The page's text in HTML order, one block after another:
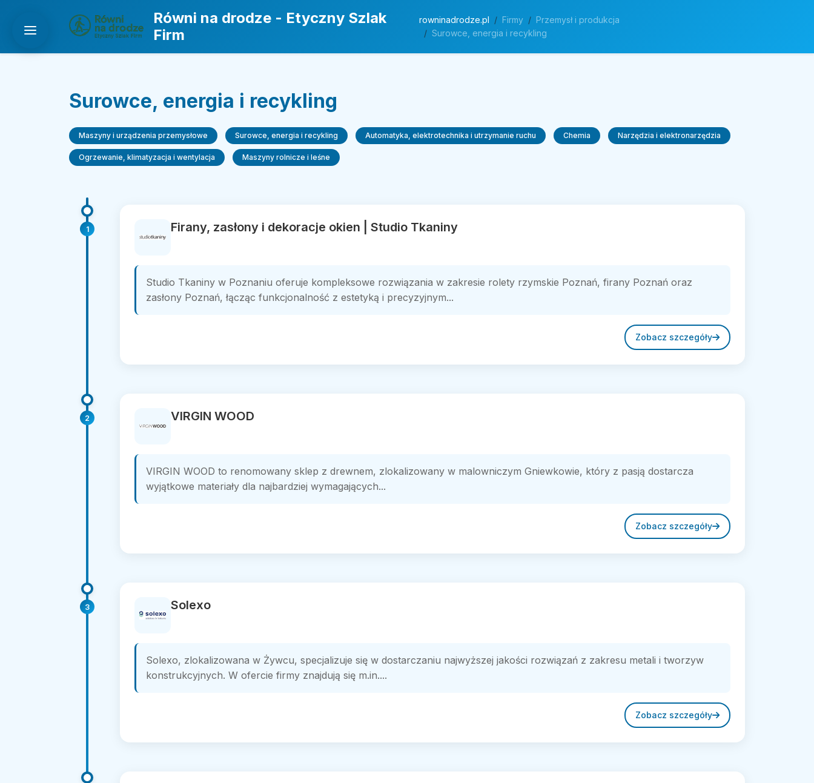
Równi na drodze - Etyczny Szlak
Firm
rowninadrodze.pl Firmy
Przemysł i produkcja
Surowce, energia i recykling
Surowce, energia i recykling
Maszyny i urządzenia przemysłowe Surowce, energia i recykling Automatyka, elektrotechnika i utrzymanie ruchu Chemia Narzędzia i elektronarzędzia
Ogrzewanie, klimatyzacja i wentylacja Maszyny rolnicze i leśne
1 Firany, zasłony i dekoracje okien | Studio Tkaniny
Studio Tkaniny w Poznaniu oferuje kompleksowe rozwiązania w zakresie rolety rzymskie Poznań, firany Poznań oraz
zasłony Poznań, łącząc funkcjonalność z estetyką i precyzyjnym...
Zobacz szczegóły
2 VIRGIN WOOD
VIRGIN WOOD to renomowany sklep z drewnem, zlokalizowany w malowniczym Gniewkowie, który z pasją dostarcza
wyjątkowe materiały dla najbardziej wymagających...
Zobacz szczegóły
3 Solexo
Solexo, zlokalizowana w Żywcu, specjalizuje się w dostarczaniu najwyższej jakości rozwiązań z zakresu metali i tworzyw
konstrukcyjnych. W ofercie firmy znajdują się m.in....
Zobacz szczegóły